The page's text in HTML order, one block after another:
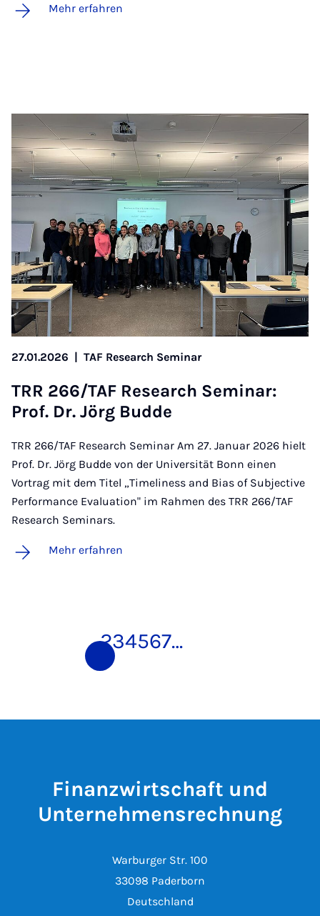
Mehr erfahren
27.01.2026 | TAF Research Seminar
TRR 266/TAF Re­sea­rch Se­mi­nar:
Prof. Dr. Jörg Bud­de
TRR 266/TAF Research Seminar Am 27. Januar 2026 hielt
Prof. Dr. Jörg Budde von der Universität Bonn einen
Vortrag mit dem Titel „Timeliness and Bias of Subjective
Performance Evaluation" im Rahmen des TRR 266/TAF
Research Seminars.
Mehr erfahren
1 234567…
Finanzwirtschaft und
Unternehmensrechnung
Warburger Str. 100
33098 Paderborn
Deutschland